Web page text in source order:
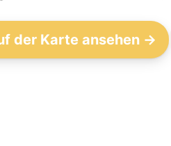
der Karte ansehen →